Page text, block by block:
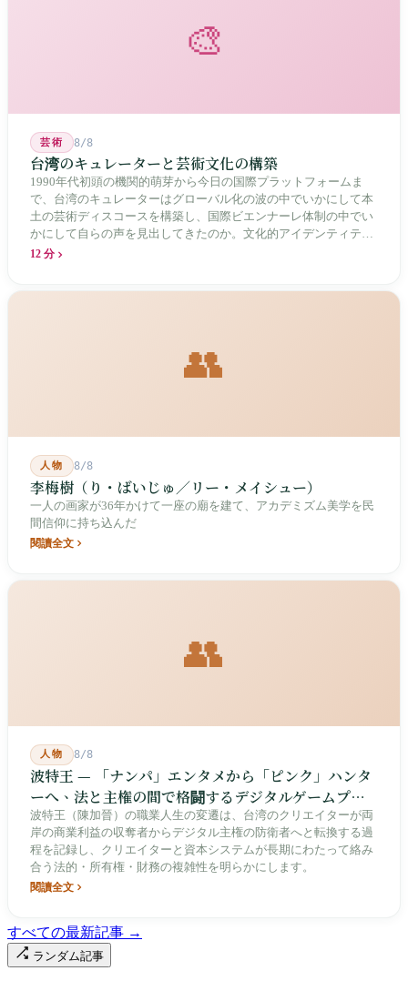
🎨
芸術 8/8
台湾のキュレーターと芸術文化の構築
1990年代初頭の機関的萌芽から今日の国際プラットフォームま
で、台湾のキュレーターはグローバル化の波の中でいかにして本
土の芸術ディスコースを構築し、国際ビエンナーレ体制の中でい
かにして自らの声を見出してきたのか。文化的アイデンティティ
と専門的制度の30年にわたる進化の歴史。
12 分
👥
人物 8/8
李梅樹（り・ばいじゅ／リー・メイシュー）
一人の画家が36年かけて一座の廟を建て、アカデミズム美学を民
間信仰に持ち込んだ
閱讀全文
👥
人物 8/8
波特王 — 「ナンパ」エンタメから「ピンク」ハンタ
ーへ、法と主権の間で格闘するデジタルゲームプレ
イヤー
波特王（陳加晉）の職業人生の変遷は、台湾のクリエイターが両
岸の商業利益の収奪者からデジタル主権の防衛者へと転換する過
程を記録し、クリエイターと資本システムが長期にわたって絡み
合う法的・所有権・財務の複雑性を明らかにします。
閱讀全文
すべての最新記事 →
ランダム記事